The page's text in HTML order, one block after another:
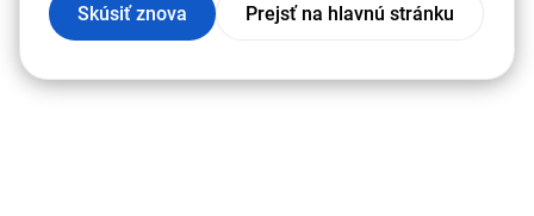
Skúsiť znova Prejsť na hlavnú stránku